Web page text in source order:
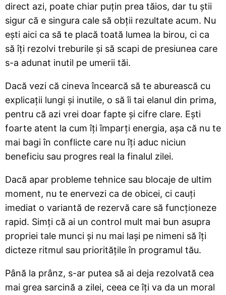
direct azi, poate chiar puțin prea tăios, dar tu știi
sigur că e singura cale să obții rezultate acum. Nu
ești aici ca să te placă toată lumea la birou, ci ca
să îți rezolvi treburile și să scapi de presiunea care
s-a adunat inutil pe umerii tăi.
Dacă vezi că cineva încearcă să te aburească cu
explicații lungi și inutile, o să îi tai elanul din prima,
pentru că azi vrei doar fapte și cifre clare. Ești
foarte atent la cum îți împarți energia, așa că nu te
mai bagi în conflicte care nu îți aduc niciun
beneficiu sau progres real la finalul zilei.
Dacă apar probleme tehnice sau blocaje de ultim
moment, nu te enervezi ca de obicei, ci cauți
imediat o variantă de rezervă care să funcționeze
rapid. Simți că ai un control mult mai bun asupra
propriei tale munci și nu mai lași pe nimeni să îți
dicteze ritmul sau prioritățile în programul tău.
Până la prânz, s-ar putea să ai deja rezolvată cea
mai grea sarcină a zilei, ceea ce îți va da un moral